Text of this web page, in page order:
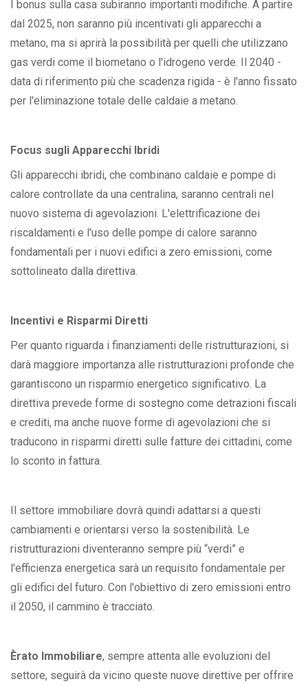
I bonus sulla casa subiranno importanti modifiche. A partire
dal 2025, non saranno più incentivati gli apparecchi a
metano, ma si aprirà la possibilità per quelli che utilizzano
gas verdi come il biometano o l'idrogeno verde. Il 2040 -
data di riferimento più che scadenza rigida - è l'anno fissato
per l'eliminazione totale delle caldaie a metano.
Focus sugli Apparecchi Ibridi
Gli apparecchi ibridi, che combinano caldaie e pompe di
calore controllate da una centralina, saranno centrali nel
nuovo sistema di agevolazioni. L'elettrificazione dei
riscaldamenti e l'uso delle pompe di calore saranno
fondamentali per i nuovi edifici a zero emissioni, come
sottolineato dalla direttiva.
Incentivi e Risparmi Diretti
Per quanto riguarda i finanziamenti delle ristrutturazioni, si
darà maggiore importanza alle ristrutturazioni profonde che
garantiscono un risparmio energetico significativo. La
direttiva prevede forme di sostegno come detrazioni fiscali
e crediti, ma anche nuove forme di agevolazioni che si
traducono in risparmi diretti sulle fatture dei cittadini, come
lo sconto in fattura.
Il settore immobiliare dovrà quindi adattarsi a questi
cambiamenti e orientarsi verso la sostenibilità. Le
ristrutturazioni diventeranno sempre più “verdi” e
l'efficienza energetica sarà un requisito fondamentale per
gli edifici del futuro. Con l'obiettivo di zero emissioni entro
il 2050, il cammino è tracciato.
Èrato Immobiliare, sempre attenta alle evoluzioni del
settore, seguirà da vicino queste nuove direttive per offrire